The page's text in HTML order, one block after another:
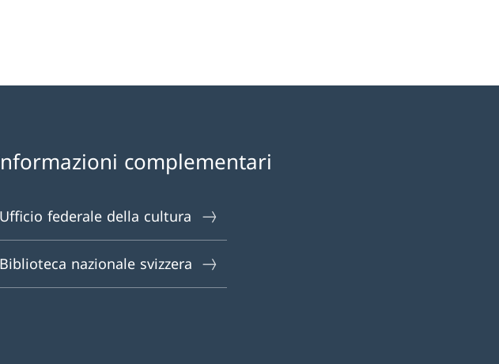
complementari
Ufficio federale della cultura
Biblioteca nazionale svizzera